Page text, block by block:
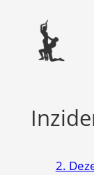
springen
2.